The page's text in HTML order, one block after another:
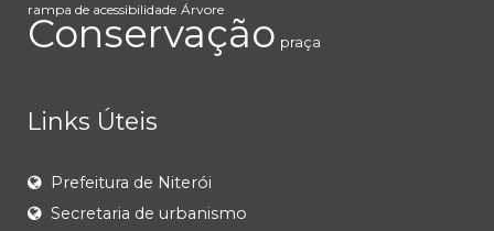
rampa de acessibilidade Árvore
Conservação praça
Links Úteis
Prefeitura de Niterói
Secretaria de urbanismo